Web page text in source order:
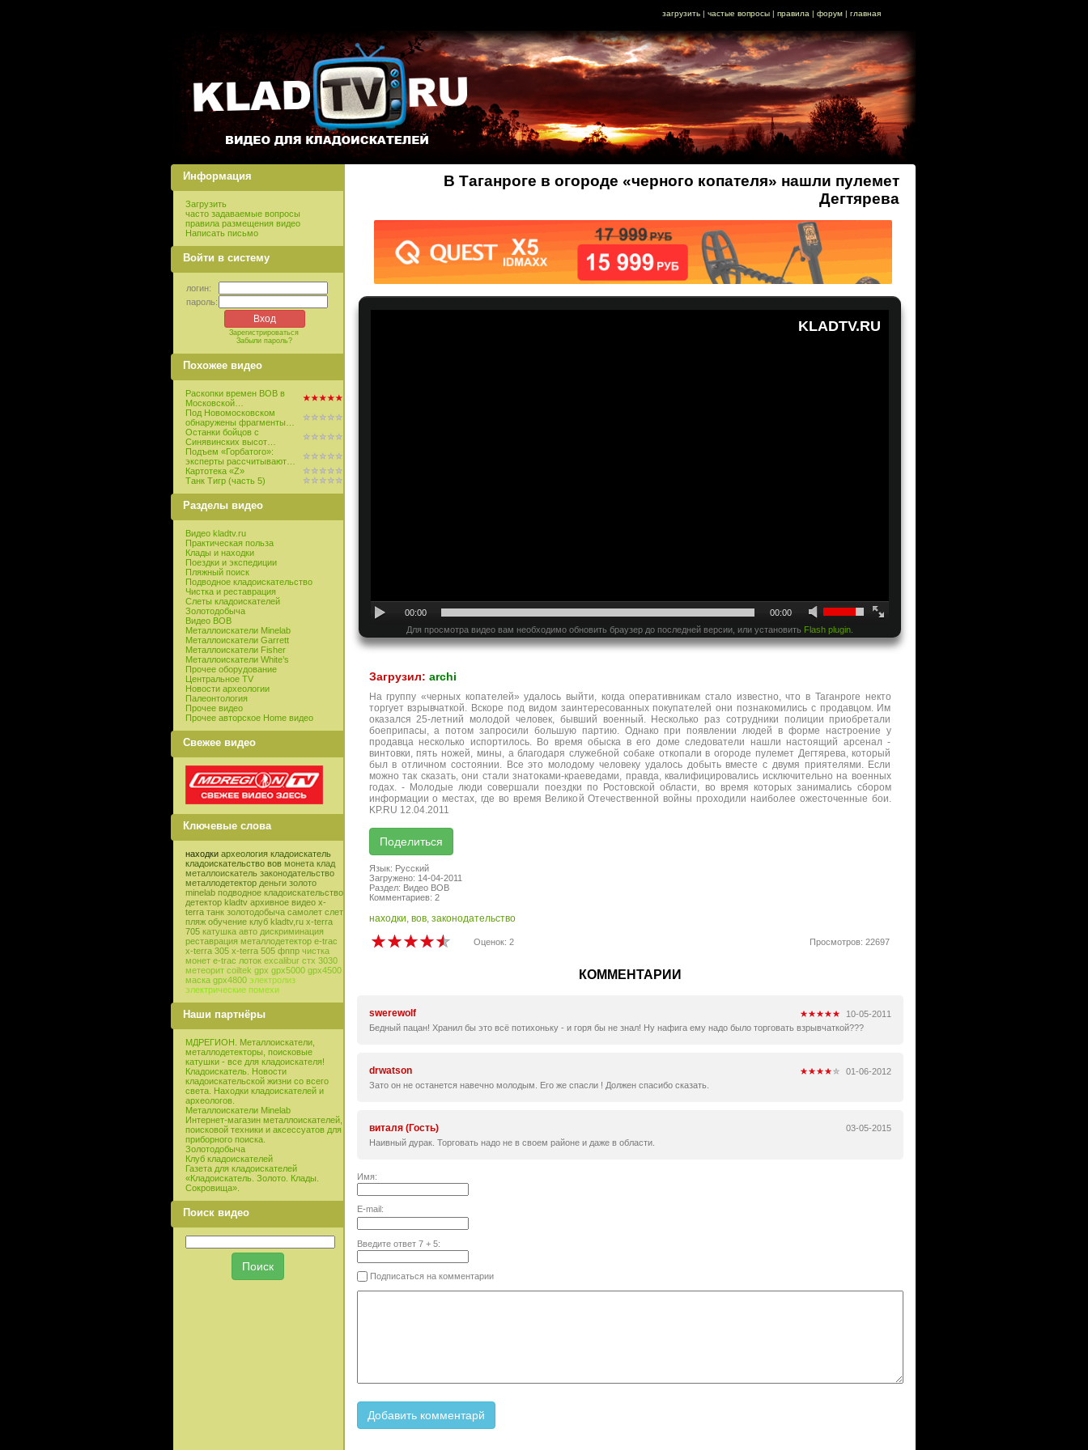
загрузить| частые вопросы| правила | форум| главная
Информация
Загрузить
часто задаваемые вопросы
правила размещения видео
Написать письмо
Войти в систему
логин:
пароль:
Зарегистрироваться
Забыли пароль?
Похожее видео
Раскопки времен ВОВ в
Московской…
Под Новомосковском
обнаружены фрагменты…
Останки бойцов с
Синявинских высот…
Подъем «Горбатого»:
эксперты рассчитывают…
Картотека «Z»
Танк Тигр (часть 5)
Разделы видео
Видео kladtv.ru
Практическая польза
Клады и находки
Поездки и экспедиции
Пляжный поиск
Подводное кладоискательство
Чистка и реставрация
Слеты кладоискателей
Золотодобыча
Видео ВОВ
Металлоискатели Minelab
Металлоискатели Garrett
Металлоискатели Fisher
Металлоискатели White’s
Прочее оборудование
Центральное TV
Новости археологии
Палеонтология
Прочее видео
Прочее авторское Home видео
Свежее видео
Ключевые слова
находки археология кладоискатель
кладоискательство вов монета клад
металлоискатель законодательство
металлодетектор деньги золото
minelab подводное кладоискательство
детектор kladtv архивное видео x-
terra танк золотодобыча самолет слет
пляж обучение клуб kladtv,ru x-terra
705 катушка авто дискриминация
реставрация металлодетектор e-trac
x-terra 305 x-terra 505 фппр чистка
монет e-trac лоток excalibur стх 3030
метеорит coiltek gpx gpx5000 gpx4500
маска gpx4800 электролиз
электрические помехи
Наши партнёры
МДРЕГИОН. Металлоискатели,
металлодетекторы, поисковые
катушки - все для кладоискателя!
Кладоискатель. Новости
кладоискательской жизни со всего
света. Находки кладоискателей и
археологов.
Металлоискатели Minelab
Интернет-магазин металлоискателей,
поисковой техники и аксессуатов для
приборного поиска.
Золотодобыча
Клуб кладоискателей
Газета для кладоискателей
«Кладоискатель. Золото. Клады.
Сокровища».
Поиск видео
В Таганроге в огороде «черного копателя» нашли пулемет
Дегтярева
KLADTV.RU
00:00
00:00
Для просмотра видео вам необходимо обновить браузер до последней версии, или установить Flash plugin
Загрузил: archi
На группу «черных копателей» удалось выйти, когда оперативникам стало известно, что в Таганроге некто
торгует взрывчаткой. Вскоре под видом заинтересованных покупателей они познакомились с продавцом. Им
оказался 25-летний молодой человек, бывший военный. Несколько раз сотрудники полиции приобретали
боеприпасы, а потом запросили большую партию. Однако при появлении людей в форме настроение у
продавца несколько испортилось. Во время обыска в его доме следователи нашли настоящий арсенал -
винтовки, пять ножей, мины, а благодаря служебной собаке откопали в огороде пулемет Дегтярева, который
был в отличном состоянии. Все это молодому человеку удалось добыть вместе с двумя приятелями. Если
можно так сказать, они стали знатоками-краеведами, правда, квалифицировались исключительно на военных
годах. - Молодые люди совершали поездки по Ростовской области, во время которых занимались сбором
информации о местах, где во время Великой Отечественной войны проходили наиболее ожесточенные бои.
KP.RU 12.04.2011
Язык: Русский
Загружено: 14-04-2011
Раздел: Видео ВОВ
Комментариев: 2
находки, вов, законодательство
Оценок: 2 Просмотров: 22697
КОММЕНТАРИИ
swerewolf
10-05-2011
Бедный пацан! Хранил бы это всё потихоньку - и горя бы не знал! Ну нафига ему надо было торговать взрывчаткой???
drwatson
01-06-2012
Зато он не останется навечно молодым. Его же спасли ! Должен спасибо сказать.
виталя (Гость)
03-05-2015
Наивный дурак. Торговать надо не в своем районе и даже в области.
Имя:
E-mail:
Введите ответ 7+ 5:
Подписаться на комментарии